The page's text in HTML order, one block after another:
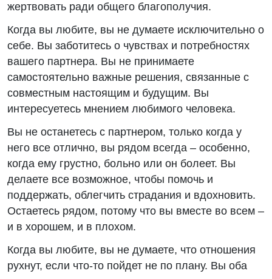
жертвовать ради общего благополучия.
Когда вы любите, вы не думаете исключительно о
себе. Вы заботитесь о чувствах и потребностях
вашего партнера. Вы не принимаете
самостоятельно важные решения, связанные с
совместным настоящим и будущим. Вы
интересуетесь мнением любимого человека.
Вы не останетесь с партнером, только когда у
него все отлично, вы рядом всегда – особенно,
когда ему грустно, больно или он болеет. Вы
делаете все возможное, чтобы помочь и
поддержать, облегчить страдания и вдохновить.
Остаетесь рядом, потому что вы вместе во всем –
и в хорошем, и в плохом.
Когда вы любите, вы не думаете, что отношения
рухнут, если что-то пойдет не по плану. Вы оба